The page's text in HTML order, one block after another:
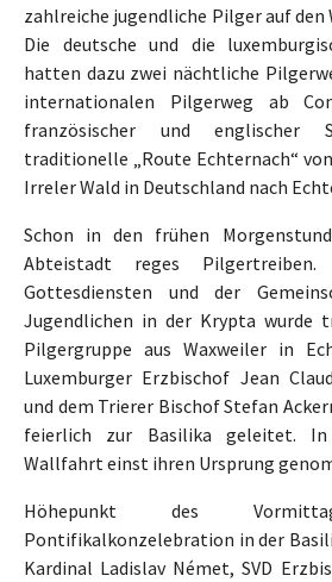
zahlreiche jugendliche Pilger auf den
Die deutsche und die
hatten dazu zwei nächtliche
internationalen Pilgerweg ab
französischer und englischer
traditionelle „Route Echternach“
Irreler Wald in Deutschland nach
Schon in den frühen
Abteistadt reges
Gottesdiensten und der
Jugendlichen in der Krypta wurde
Pilgergruppe aus Waxweiler in
Luxemburger Erzbischof Jean
und dem Trierer Bischof Stefan
feierlich zur Basilika geleitet.
Wallfahrt einst ihren Ursprung
Höhepunkt des
Pontifikalkonzelebration in der
Kardinal Ladislav Német, SVD